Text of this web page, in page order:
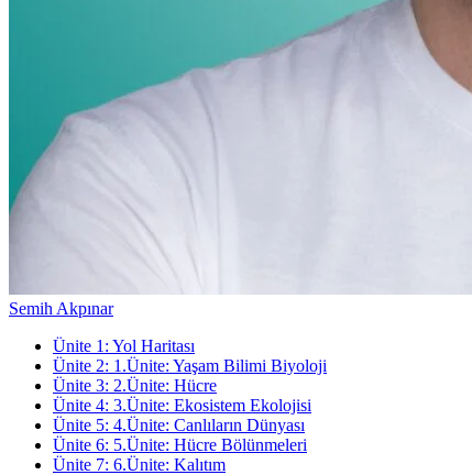
Semih Akpınar
Ünite 1 : Yol Haritası
Ünite 2: 1.Ünite: Yaşam Bilimi Biyoloji
Ünite 3: 2.Ünite: Hücre
Ünite 4: 3.Ünite: Ekosistem Ekolojisi
Ünite 5: 4.Ünite: Canlıların Dünyası
Ünite 6: 5.Ünite: Hücre Bölünmeleri
Ünite 7: 6.Ünite: Kalıtım